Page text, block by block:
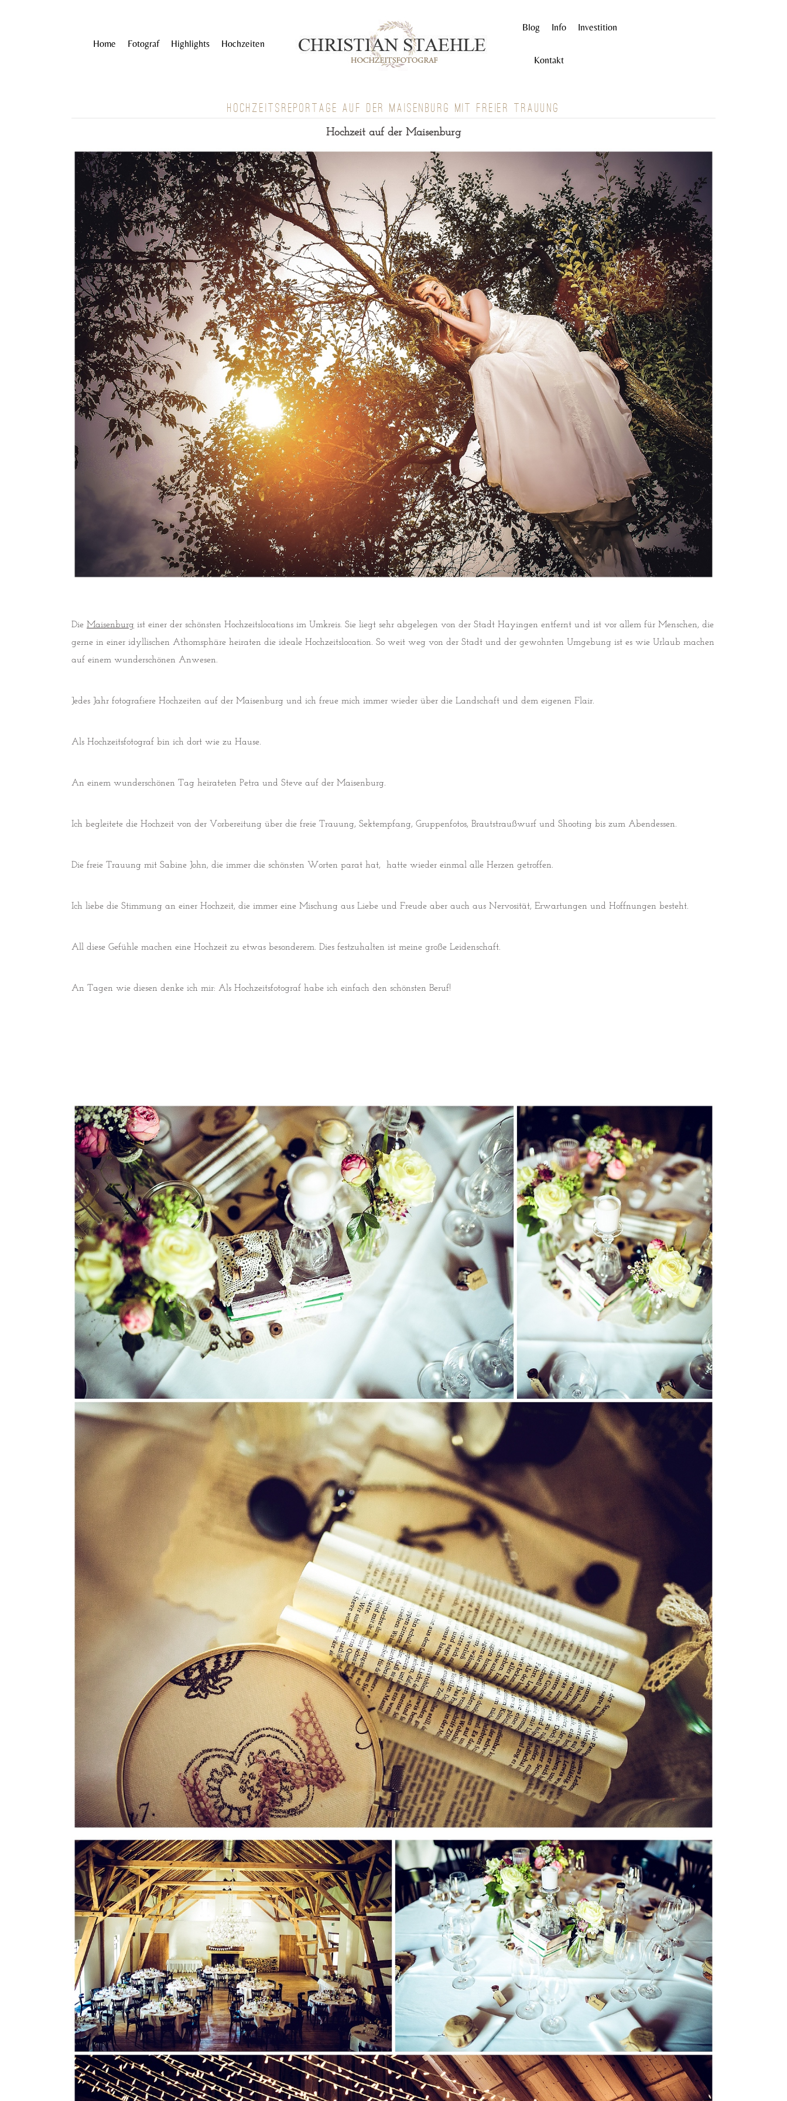
Home Fotograf Highlights Hochzeiten
Blog Info Investition
Kontakt
HOCHZEITSREPORTAGE AUF DER MAISENBURG MIT FREIER TRAUUNG
Hochzeit auf der Maisenburg
Die Maisenburg ist einer der schönsten Hochzeitslocations im Umkreis. Sie liegt sehr abgelegen von der Stadt Hayingen entfernt und ist vor allem für Menschen, die
gerne in einer idyllischen Athomsphäre heiraten die ideale Hochzeitslocation. So weit weg von der Stadt und der gewohnten Umgebung ist es wie Urlaub machen
auf einem wunderschönen Anwesen.
Jedes Jahr fotografiere Hochzeiten auf der Maisenburg und ich freue mich immer wieder über die Landschaft und dem eigenen Flair.
Als Hochzeitsfotograf bin ich dort wie zu Hause.
An einem wunderschönen Tag heirateten Petra und Steve auf der Maisenburg.
Ich begleitete die Hochzeit von der Vorbereitung über die freie Trauung, Sektempfang, Gruppenfotos, Brautstraußwurf und Shooting bis zum Abendessen.
Die freie Trauung mit Sabine John, die immer die schönsten Worten parat hat, hatte wieder einmal alle Herzen getroffen.
Ich liebe die Stimmung an einer Hochzeit, die immer eine Mischung aus Liebe und Freude aber auch aus Nervosität, Erwartungen und Hoffnungen besteht.
All diese Gefühle machen eine Hochzeit zu etwas besonderem. Dies festzuhalten ist meine große Leidenschaft.
An Tagen wie diesen denke ich mir: Als Hochzeitsfotograf habe ich einfach den schönsten Beruf!